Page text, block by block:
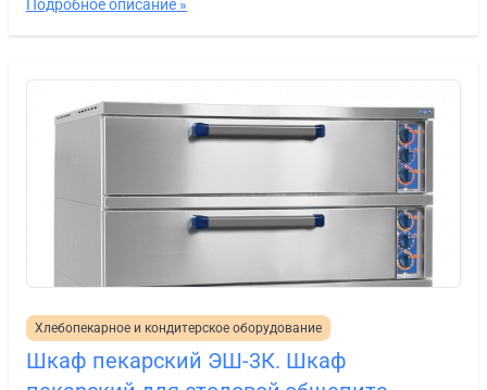
Подробное описание »
Хлебопекарное и кондитерское оборудование
Шкаф пекарский ЭШ-3К. Шкаф